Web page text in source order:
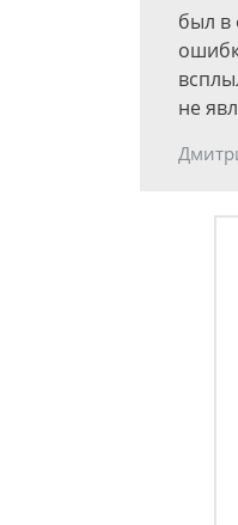
был в
не